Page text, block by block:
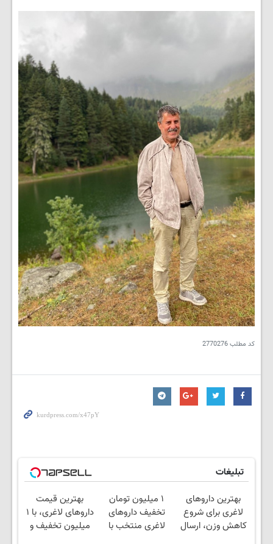
کد مطلب2770276
تبلیغات
بهترین داروهای
لاغری برای شروع
کاهش وزن، ارسال
۱ میلیون تومان
تخفیف داروهای
لاغری منتخب با
بهترین قیمت
داروهای لاغری، با ۱
میلیون تخفیف و